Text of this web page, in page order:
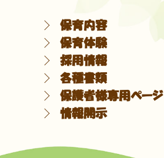
保育内容
保育体験
採用情報
各種書類
保護者様専用ページ
情報開示